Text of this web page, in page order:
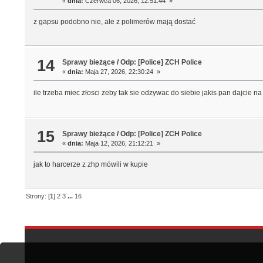
z gapsu podobno nie, ale z polimerów mają dostać
14 Sprawy bieżące /Odp: [Police] ZCH Police
«dnia: Maja 27, 2026, 22:30:24 »
ile trzeba miec złosci zeby tak sie odzywac do siebie jakis pan dajcie
15 Sprawy bieżące /Odp: [Police] ZCH Police
«dnia: Maja 12, 2026, 21:12:21 »
jak to harcerze z zhp mówili w kupie
Strony: [1]2 3 ...16